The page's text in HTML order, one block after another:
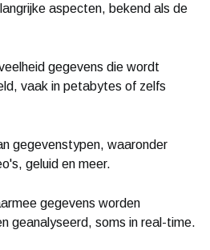
aspecten, bekend als de
gegevens die wordt
vaak in petabytes of zelfs
gegevenstypen, waaronder
geluid en meer.
gegevens worden
geanalyseerd, soms in real-time.